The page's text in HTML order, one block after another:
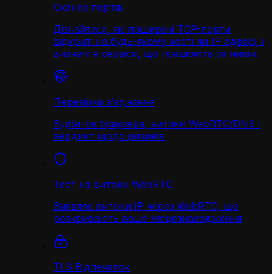
Сканер портів
Дізнайтеся, які поширені TCP-порти
відкриті на будь-якому хості чи IP-адресі, і
визначте сервіси, що працюють за ними.
Перевірка з'єднання
Відбиток браузера, витоки WebRTC/DNS і
вердикт щодо ризиків
Тест на витоки WebRTC
Виявляє витоки IP через WebRTC, що
розкривають ваше місцезнаходження
TLS Відпечаток